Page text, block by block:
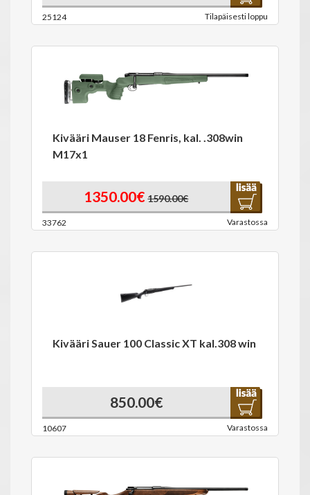
25124 Tilapäisesti loppu
Kivääri Mauser 18 Fenris, kal. .308win
M17x1
1350.00€ 1590.00€
33762 Varastossa
Kivääri Sauer 100 Classic XT kal.308 win
850.00€
10607 Varastossa